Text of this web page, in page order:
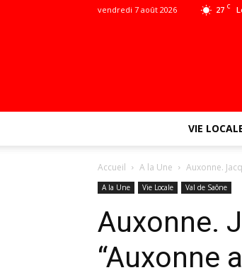
27 C
vendredi 7 août 2026
VIE
Accueil A la Une Auxonne.
A la Une Vie Locale Val de Saône
Auxonne.
“Auxonne